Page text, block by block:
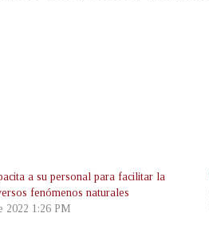
a su personal para facilitar la
fenómenos naturales
2022 1:26 PM